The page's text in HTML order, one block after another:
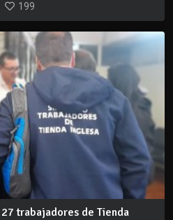
199
trabajadores de Tienda